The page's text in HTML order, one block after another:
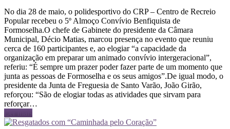
No dia 28 de maio, o polidesportivo do CRP – Centro de Recreio
Popular recebeu o 5º Almoço Convívio Benfiquista de
Formoselha.O chefe de Gabinete do presidente da Câmara
Municipal, Décio Matias, marcou presença no evento que reuniu
cerca de 160 participantes e, ao elogiar “a capacidade da
organização em preparar um animado convívio intergeracional”,
referiu: “É sempre um prazer poder fazer parte de um momento que
junta as pessoas de Formoselha e os seus amigos”.De igual modo, o
presidente da Junta de Freguesia de Santo Varão, João Girão,
reforçou: “São de elogiar todas as atividades que sirvam para
reforçar…
Ler mais